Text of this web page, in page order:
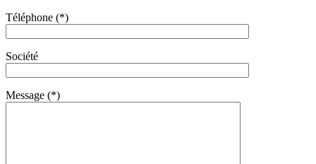
Téléphone (*)
Société
Message (*)